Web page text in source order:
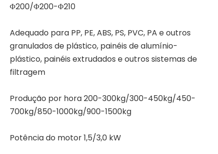
Φ200/Φ200-Φ210
Adequado para PP, PE, ABS, PS, PVC, PA e outros
granulados de plástico, painéis de alumínio-
plástico, painéis extrudados e outros sistemas de
filtragem
Produção por hora 200-300kg/300-450kg/450-
700kg/850-1000kg/900-1500kg
Potência do motor 1,5/3,0 kW